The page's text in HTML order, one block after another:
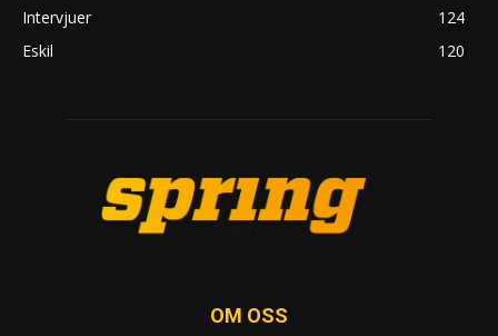
Intervjuer
124
Eskil
120
OM OSS